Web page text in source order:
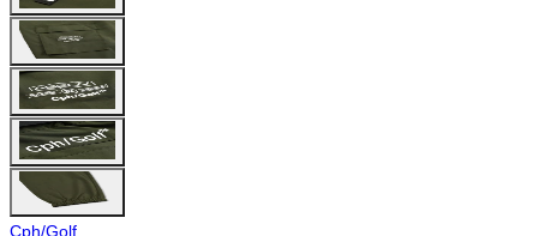
Cph/Golf